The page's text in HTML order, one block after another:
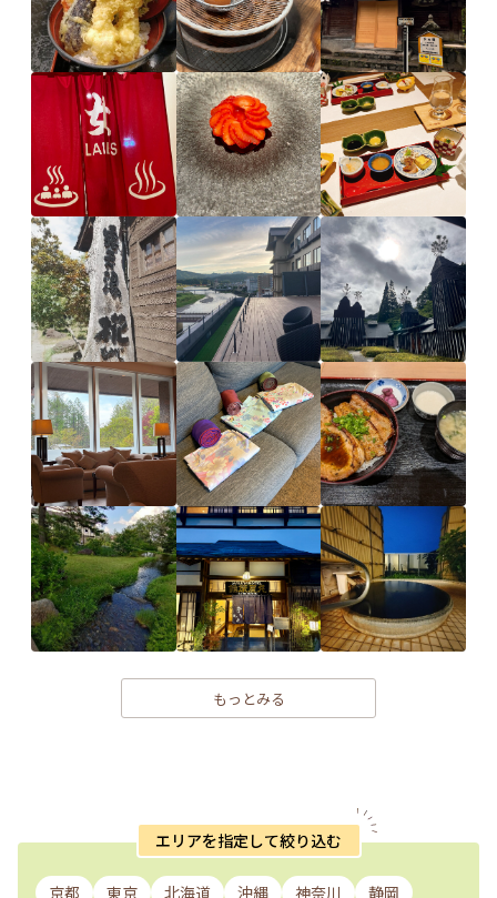
もっとみる
エリアを指定して絞り込む
京都 東京 北海道 沖縄 神奈川 静岡